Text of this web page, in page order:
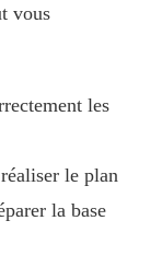
vous
les
le plan
la base